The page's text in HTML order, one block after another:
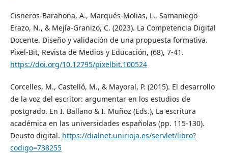
Cisneros-Barahona, A., Marqués-Molias, L., Samaniego-
Erazo, N., & Mejía-Granizo, C. (2023). La Competencia Digital
Docente. Diseño y validación de una propuesta formativa.
Pixel-Bit, Revista de Medios y Educación, (68), 7-41.
https://doi.org/10.12795/pixelbit.100524
Corcelles, M., Castelló, M., & Mayoral, P. (2015). El desarrollo
de la voz del escritor: argumentar en los estudios de
postgrado. En I. Ballano & I. Muñoz (Eds.), La escritura
académica en las universidades españolas (pp. 115-130).
Deusto digital. https://dialnet.unirioja.es/servlet/libro?
codigo=738255